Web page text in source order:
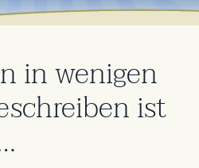
in wenigen
ist